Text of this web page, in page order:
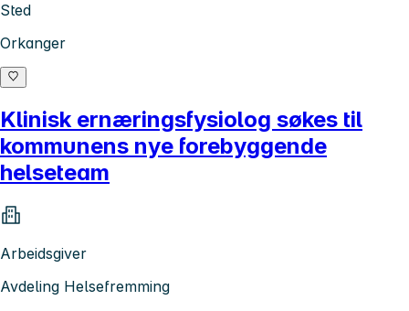
Sted
Orkanger
Klinisk ernæringsfysiolog søkes til
kommunens nye forebyggende
helseteam
Arbeidsgiver
Avdeling Helsefremming